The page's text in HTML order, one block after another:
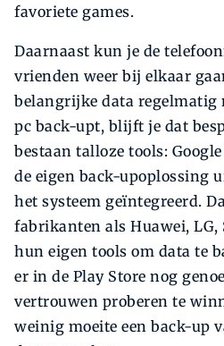
favoriete games.
Daarnaast kun je de
vrienden weer bij elkaar
belangrijke data regelmatig
pc back-upt, blijft je dat
bestaan talloze tools:
de eigen back-upoplossing
het systeem geïntegreerd.
fabrikanten als Huawei, LG,
hun eigen tools om data te
er in de Play Store nog
vertrouwen proberen te
weinig moeite een back-up